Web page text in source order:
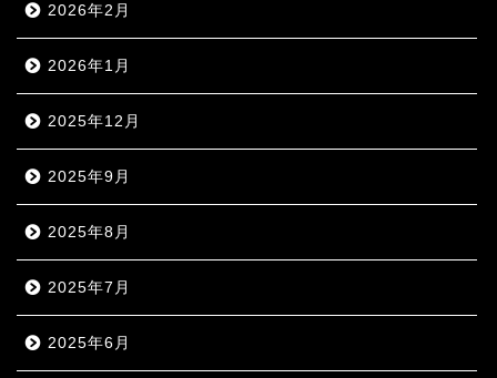
2026年2月
2026年1月
2025年12月
2025年9月
2025年8月
2025年7月
2025年6月